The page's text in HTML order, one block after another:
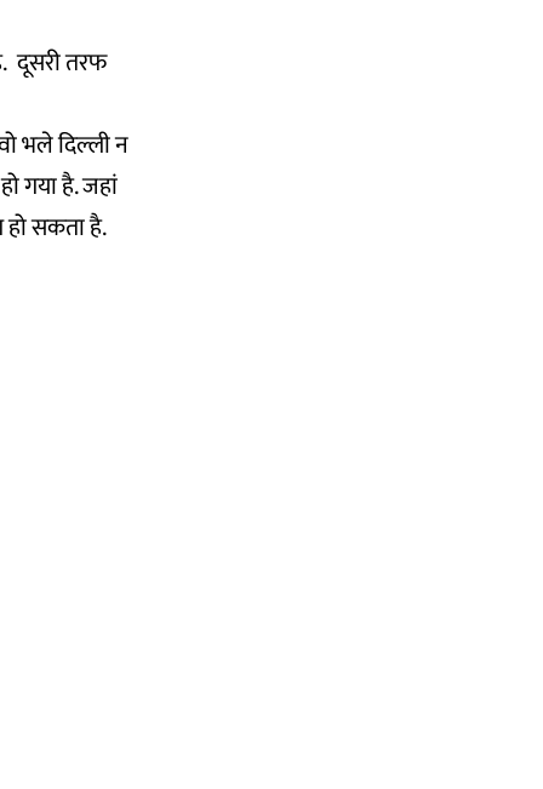
दूसरी तरफ
भले दिल्ली न
गया है. जहां
सकता है.